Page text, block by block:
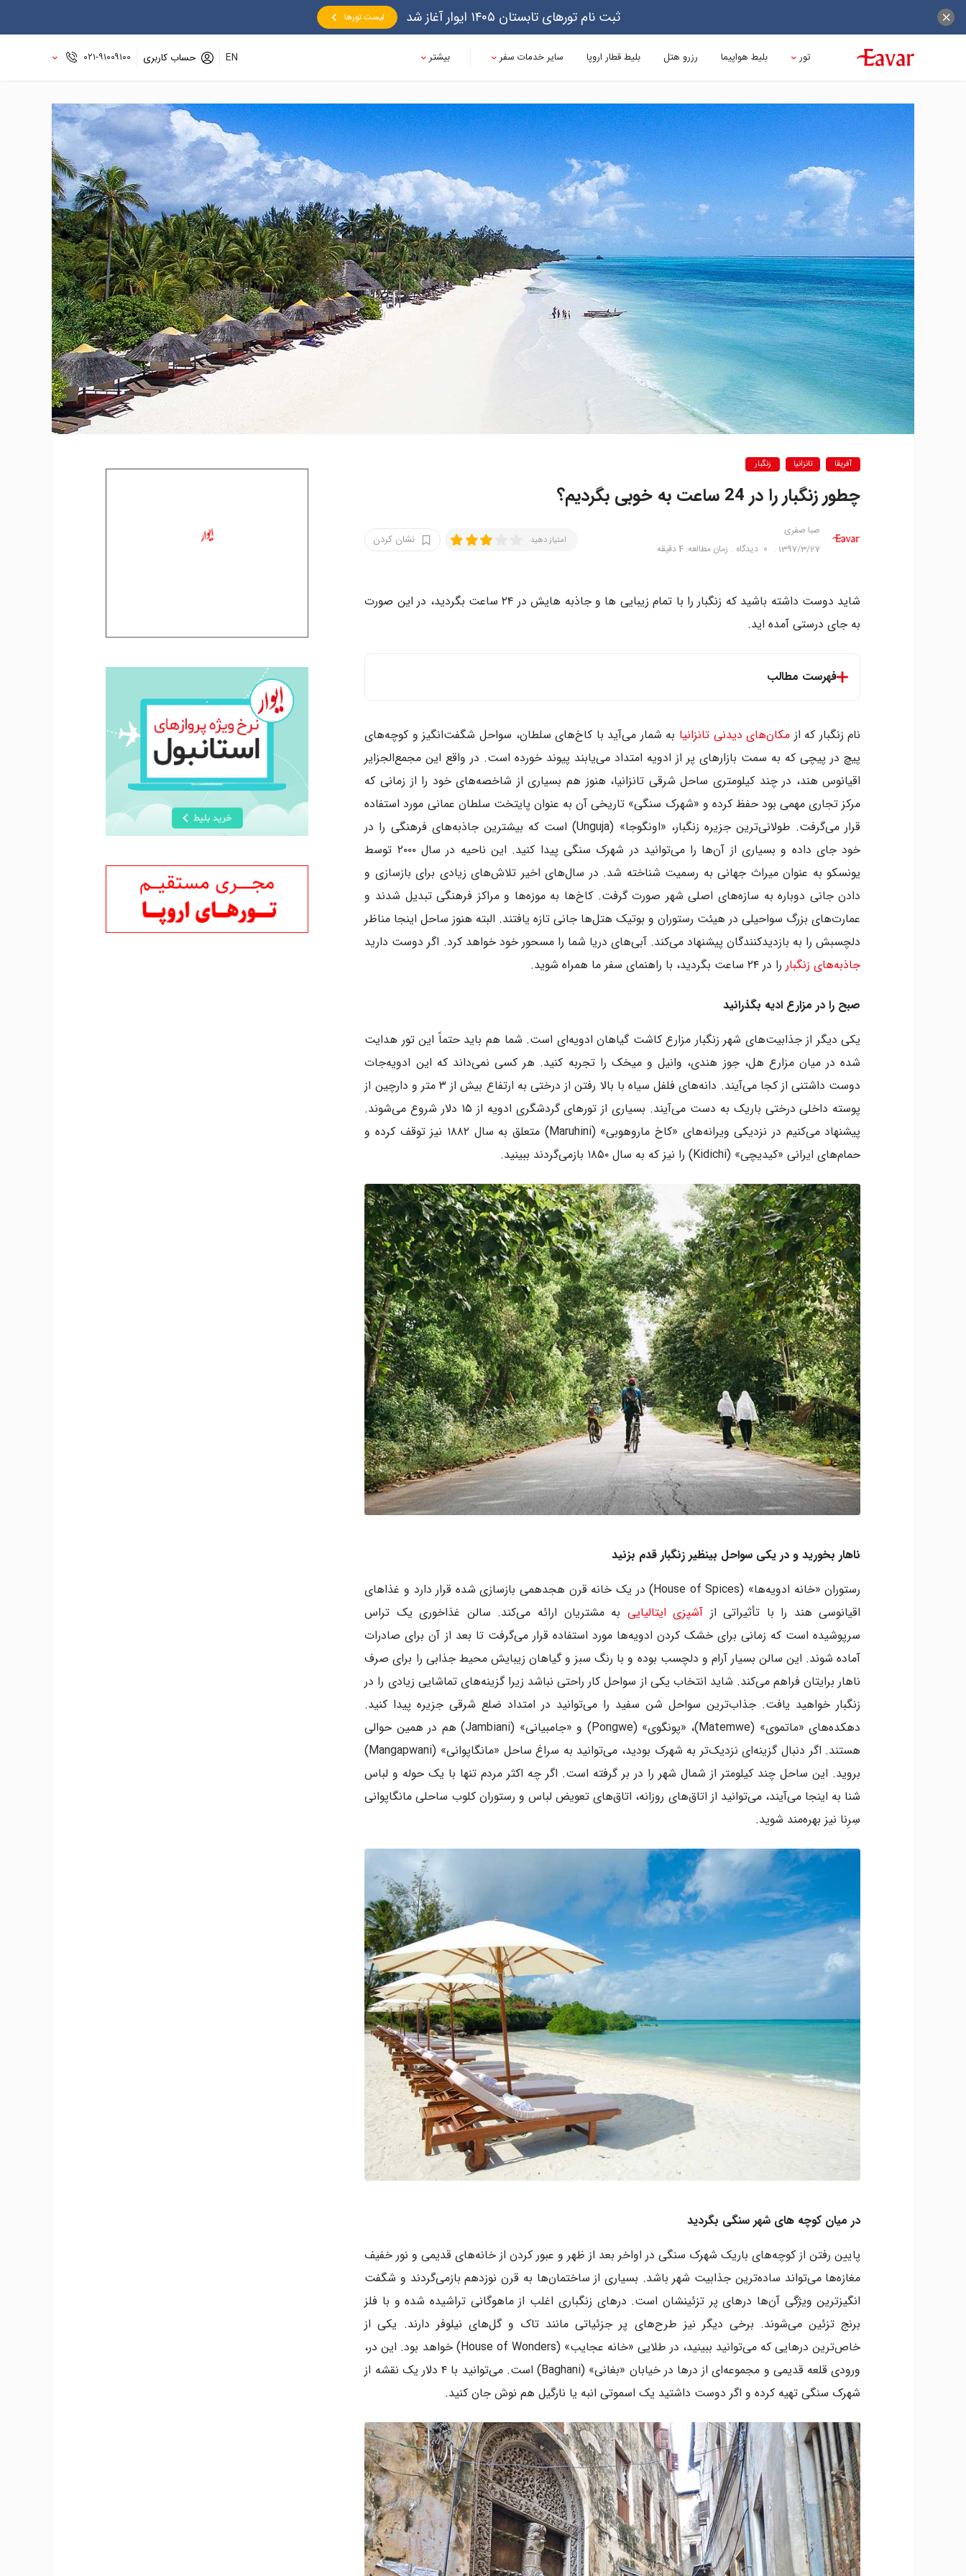
ثبت نام تورهای تابستان ۱۴۰۵ ایوار آغاز شد لیست تورها
تور بلیط هواپیما رزرو هتل بلیط قطار اروپا سایر خدمات سفر بیشتر EN حساب کاربری ۰۲۱-۹۱۰۰۹۱۰۰
آفریقا تانزانیا زنگبار
چطور زنگبار را در 24 ساعت به خوبی بگردیم؟
صبا صفری
1397/3/27
0 دیدگاه زمان مطالعه: 4 دقیقه
امتیاز دهید نشان کردن
شاید دوست داشته باشید که زنگبار را با تمام زیبایی ها و جاذبه هایش در ۲۴ ساعت بگردید، در این صورت
به جای درستی آمده اید.
فهرست مطالب
ناهار بخورید و در یکی سواحل بینظیر زنگبار قدم بزنید
در میان کوچه های شهر سنگی بگردید
در کاخ متونی از موسیقی معروف زنگبار لذت ببرید
نام زنگبار که از مکان‌های دیدنی تانزانیا به شمار می‌آید با کاخ‌های سلطان، سواحل شگفت‌انگیز و کوچه‌های
پیچ در پیچی که به سمت بازارهای پر از ادویه امتداد می‌یابند پیوند خورده است. در واقع این مجمع‌الجزایر
اقیانوس هند، در چند کیلومتری ساحل شرقی تانزانیا، هنوز هم بسیاری از شاخصه‌های خود را از زمانی که
مرکز تجاری مهمی بود حفظ کرده و «شهرک سنگی» تاریخی آن به عنوان پایتخت سلطان عمانی مورد استفاده
قرار می‌گرفت. طولانی‌ترین جزیره زنگبار، «اونگوجا» (Unguja) است که بیشترین جاذبه‌های فرهنگی را در
خود جای داده و بسیاری از آن‌ها را می‌توانید در شهرک سنگی پیدا کنید. این ناحیه در سال ۲۰۰۰ توسط
یونسکو به عنوان میراث جهانی به رسمیت شناخته شد. در سال‌های اخیر تلاش‌های زیادی برای بازسازی و
دادن جانی دوباره به سازه‌های اصلی شهر صورت گرفت. کاخ‌ها به موزه‌ها و مراکز فرهنگی تبدیل شدند و
عمارت‌های بزرگ سواحیلی در هیئت رستوران و بوتیک‌ هتل‌ها جانی تازه یافتند. البته هنوز ساحل اینجا مناظر
دلچسبش را به بازدیدکنندگان پیشنهاد می‌کند. آبی‌های دریا شما را مسحور خود خواهد کرد. اگر دوست دارید
جاذبه‌های زنگباررا در ۲۴ ساعت بگردید، با راهنمای سفر ما همراه شوید.
صبح را در مزارع ادیه بگذرانید
یکی دیگر از جذابیت‌های شهر زنگبار مزارع کاشت گیاهان ادویه‌ای است. شما هم باید حتماً این تور هدایت
شده در میان مزارع هل، جوز هندی، وانیل و میخک را تجربه کنید. هر کسی نمی‌داند که این ادویه‌جات
دوست داشتنی از کجا می‌آیند. دانه‌های فلفل سیاه با بالا رفتن از درختی به ارتفاع بیش از ۳ متر و دارچین از
پوسته داخلی درختی باریک به دست می‌آیند. بسیاری از تورهای گردشگری ادویه از ۱۵ دلار شروع می‌شوند.
پیشنهاد می‌کنیم در نزدیکی ویرانه‌های «کاخ ماروهوبی» (Maruhini) متعلق به سال ۱۸۸۲ نیز توقف کرده و
حمام‌های ایرانی «کیدیچی» (Kidichi) را نیز که به سال ۱۸۵۰ بازمی‌گردند ببینید.
ناهار بخورید و در یکی سواحل بینظیر زنگبار قدم بزنید
رستوران «خانه ادویه‌ها» (House of Spices) در یک خانه قرن هجدهمی بازسازی شده قرار دارد و غذاهای
اقیانوسی هند را با تأثیراتی از آشپزی ایتالیایی به مشتریان ارائه می‌کند. سالن غذاخوری یک تراس
سرپوشیده است که زمانی برای خشک کردن ادویه‌ها مورد استفاده قرار می‌گرفت تا بعد از آن برای صادرات
آماده شوند. این سالن بسیار آرام و دلچسب بوده و با رنگ سبز و گیاهان زیبایش محیط جذابی را برای صرف
ناهار برایتان فراهم می‌کند. شاید انتخاب یکی از سواحل کار راحتی نباشد زیرا گزینه‌های تماشایی زیادی را در
زنگبار خواهید یافت. جذاب‌ترین سواحل شن سفید را می‌توانید در امتداد ضلع شرقی جزیره پیدا کنید.
دهکده‌های «ماتموی» (Matemwe)، «پونگوی» (Pongwe) و «جامبیانی» (Jambiani) هم در همین حوالی
هستند. اگر دنبال گزینه‌ای نزدیک‌تر به شهرک بودید، می‌توانید به سراغ ساحل «مانگاپوانی» (Mangapwani)
بروید. این ساحل چند کیلومتر از شمال شهر را در بر گرفته است. اگر چه اکثر مردم تنها با یک حوله و لباس
شنا به اینجا می‌آیند، می‌توانید از اتاق‌های روزانه، اتاق‌های تعویض لباس و رستوران کلوب ساحلی مانگاپوانی
سِرِنا نیز بهره‌مند شوید.
در میان کوچه های شهر سنگی بگردید
پایین رفتن از کوچه‌های باریک شهرک سنگی در اواخر بعد از ظهر و عبور کردن از خانه‌های قدیمی و نور خفیف
مغازه‌ها می‌تواند ساده‌ترین جذابیت شهر باشد. بسیاری از ساختمان‌ها به قرن نوزدهم بازمی‌گردند و شگفت
انگیز‌ترین ویژگی آن‌ها درهای پر تزئینشان است. درهای زنگباری اغلب از ماهوگانی تراشیده شده و با فلز
برنج تزئین می‌شوند. برخی دیگر نیز طرح‌های پر جزئیاتی مانند تاک و گل‌های نیلوفر دارند. یکی از
خاص‌ترین درهایی که می‌توانید ببینید، در طلایی «خانه عجایب» (House of Wonders) خواهد بود. این در،
ورودی قلعه قدیمی و مجموعه‌ای از درها در خیابان «بغانی» (Baghani) است. می‌توانید با ۴ دلار یک نقشه از
شهرک سنگی تهیه کرده و اگر دوست داشتید یک اسموتی انبه یا نارگیل هم نوش جان کنید.